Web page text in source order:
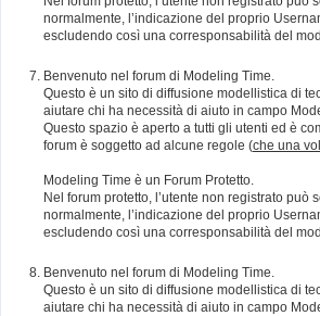
normalmente, l’indicazione del proprio
escludendo così una corresponsabilità del
Benvenuto nel forum di Modeling Time.
Questo è un sito di diffusione modellistica di
aiutare chi ha necessità di aiuto in campo
Questo spazio è aperto a tutti gli utenti ed è
forum è soggetto ad alcune regole (che una
Modeling Time è un Forum Protetto.
Nel forum protetto, l’utente non registrato
normalmente, l’indicazione del proprio
escludendo così una corresponsabilità del
Benvenuto nel forum di Modeling Time.
Questo è un sito di diffusione modellistica di
aiutare chi ha necessità di aiuto in campo